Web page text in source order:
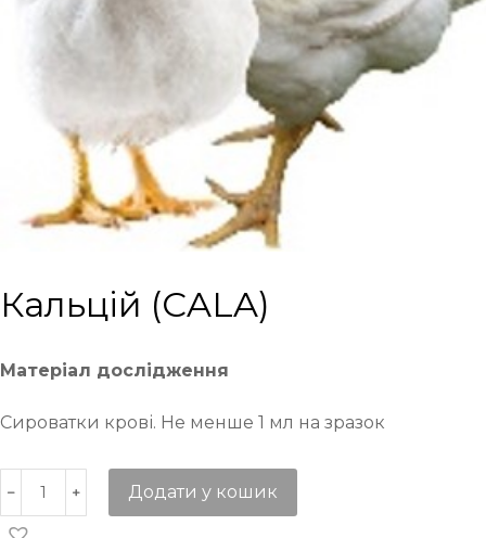
Кальцій (СALA)
Матеріал дослідження
Сироватки крові. Не менше 1 мл на зразок
Додати у кошик